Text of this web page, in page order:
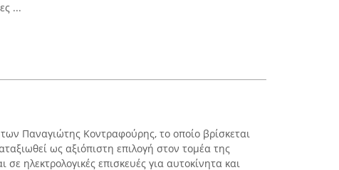
...
Παναγιώτης Κοντραφούρης, το οποίο βρίσκεται
ως αξιόπιστη επιλογή στον τομέα της
σε ηλεκτρολογικές επισκευές για αυτοκίνητα και